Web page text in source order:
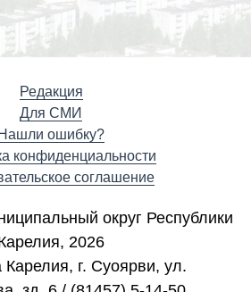
Редакция
Для СМИ
Нашли ошибку?
конфиденциальности
соглашение
округ Республики
2026
Карелия, г. Cуоярви, ул.